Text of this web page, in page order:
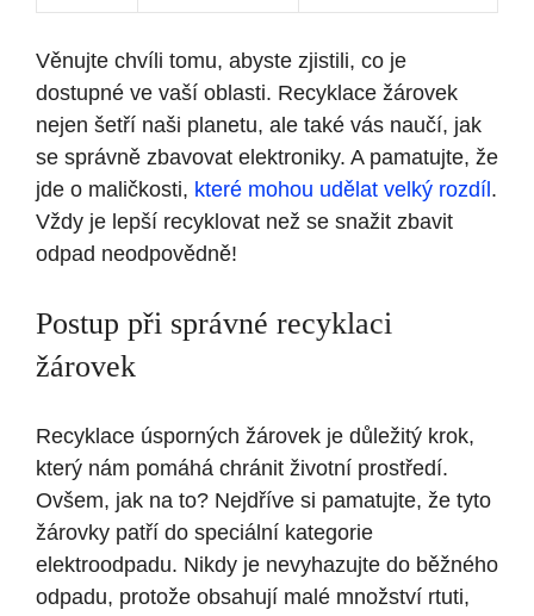
Věnujte chvíli tomu, abyste zjistili, co je
dostupné ve vaší oblasti. Recyklace žárovek
nejen šetří naši planetu, ale také vás naučí, jak
se správně zbavovat elektroniky. A pamatujte, že
jde o maličkosti, které mohou udělat velký rozdíl .
Vždy je lepší recyklovat než se snažit zbavit
odpad neodpovědně!
Postup při správné recyklaci
žárovek
Recyklace úsporných žárovek je důležitý krok,
který nám pomáhá chránit životní prostředí.
Ovšem, jak na to? Nejdříve si pamatujte, že tyto
žárovky patří do speciální kategorie
elektroodpadu. Nikdy je nevyhazujte do běžného
odpadu, protože obsahují malé množství rtuti,